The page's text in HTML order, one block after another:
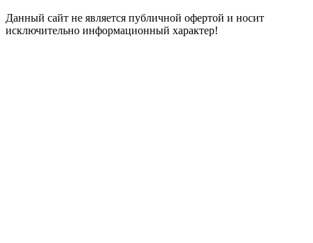
Данный сайт не является публичной офертой и носит
исключительно информационный характер!